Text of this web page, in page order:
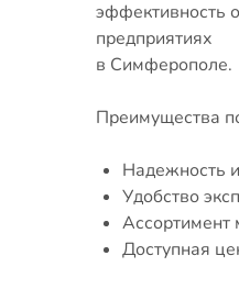
эффективность
предприятиях
в Симферополе.
Преимущества
Надежность
Удобство
Ассортимент
Доступная